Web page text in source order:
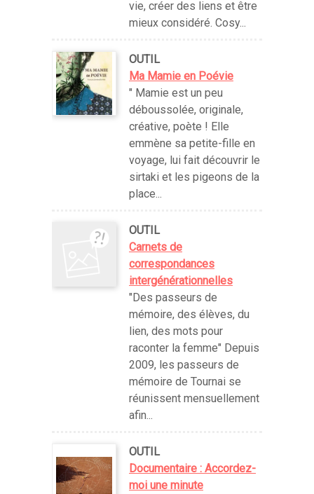
vie, créer des liens et être
mieux considéré. Cosy...
OUTIL
Ma Mamie en Poévie
" Mamie est un peu
déboussolée, originale,
créative, poète ! Elle
emmène sa petite-fille en
voyage, lui fait découvrir le
sirtaki et les pigeons de la
place...
OUTIL
Carnets de
correspondances
intergénérationnelles
"Des passeurs de
mémoire, des élèves, du
lien, des mots pour
raconter la femme" Depuis
2009, les passeurs de
mémoire de Tournai se
réunissent mensuellement
afin...
OUTIL
Documentaire : Accordez-
moi une minute